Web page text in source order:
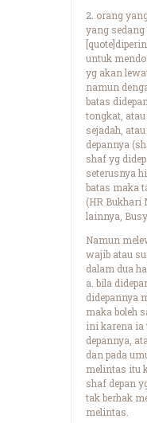
2. orang
yang
untuk
yg akan
namun
batas
tongkat,
sejadah,
depannya
shaf yg
seterusnya
batas maka
(HR Bukhari
lainnya,
Namun
wajib atau
dalam dua
a. bila
didepannya
maka boleh
ini karena ia
depannya,
dan pada
melintas itu
shaf depan
tak berhak
melintas.